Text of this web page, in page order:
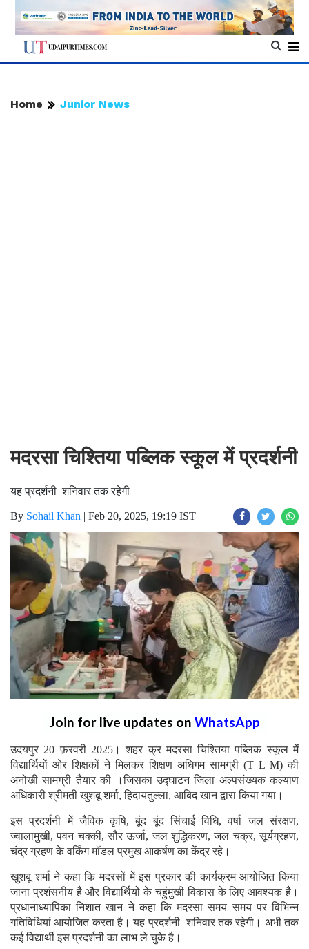
Home Junior News
मदरसा चिश्तिया पब्लिक स्कूल में प्रदर्शनी
यह प्रदर्शनी शनिवार तक रहेगी
By Sohail Khan | Feb 20, 2025, 19:19 IST
Join for live updates on WhatsApp
उदयपुर 20 फ़रवरी 2025। शहर क्र मदरसा चिश्तिया पब्लिक स्कूल में
विद्यार्थियों ओर शिक्षकों ने मिलकर शिक्षण अधिगम सामग्री (T L M) की
अनोखी सामग्री तैयार की ।जिसका उद्घाटन जिला अल्पसंख्यक कल्याण
अधिकारी श्रीमती खुशबू शर्मा, हिदायतुल्ला, आबिद खान द्वारा किया गया।
इस प्रदर्शनी में जैविक कृषि, बूंद बूंद सिंचाई विधि, वर्षा जल संरक्षण,
ज्वालामुखी, पवन चक्की, सौर ऊर्जा, जल शुद्धिकरण, जल चक्र, सूर्यग्रहण,
चंद्र ग्रहण के वर्किंग मॉडल प्रमुख आकर्षण का केंद्र रहे।
खुशबू शर्मा ने कहा कि मदरसों में इस प्रकार की कार्यक्रम आयोजित किया
जाना प्रशंसनीय है और विद्यार्थियों के चहुंमुखी विकास के लिए आवश्यक है।
प्रधानाध्यापिका निशात खान ने कहा कि मदरसा समय समय पर विभिन्न
गतिविधियां आयोजित करता है। यह प्रदर्शनी शनिवार तक रहेगी। अभी तक
कई विद्यार्थी इस प्रदर्शनी का लाभ ले चुके है।